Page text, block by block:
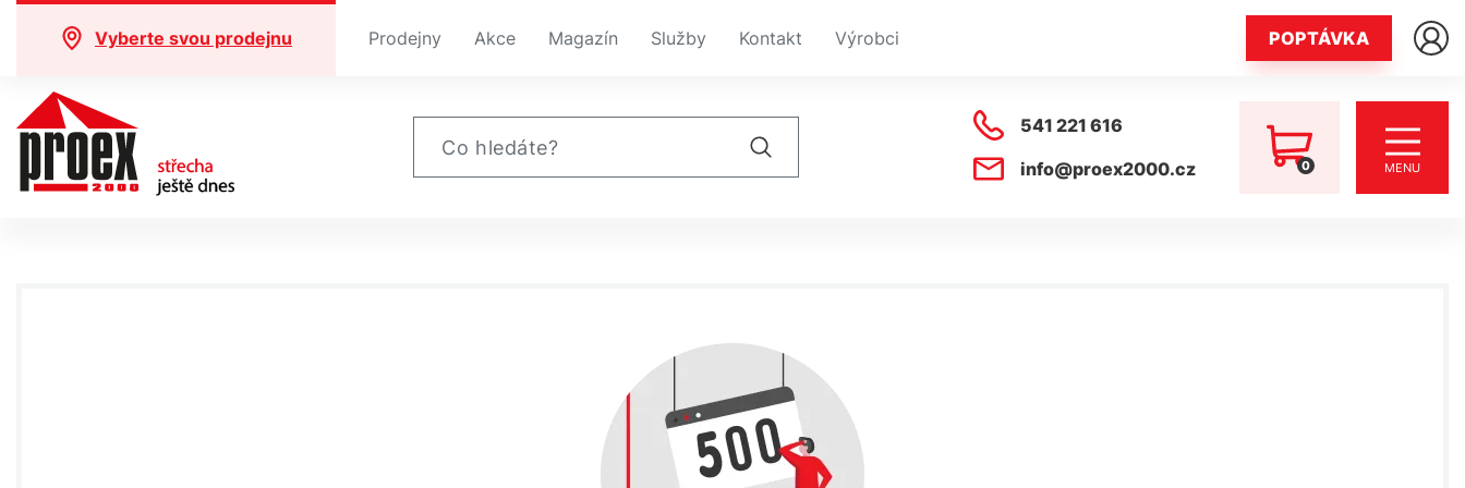
Vyberte svou prodejnu Prodejny Akce Magazín Služby Kontakt Výrobci POPTÁVKA
541 221 616
info@proex2000.cz
0 MENU